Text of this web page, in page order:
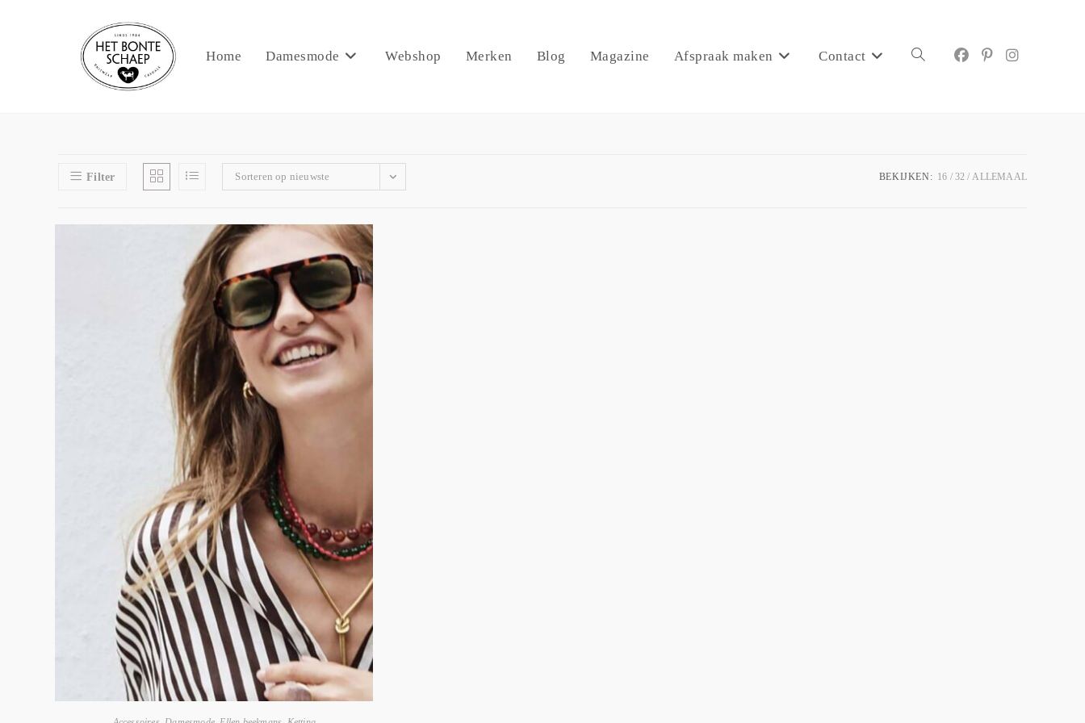
Home Damesmode Webshop Merken Blog Magazine Afspraak maken Contact
Filter Sorteren op nieuwste BEKIJKEN: 16 32 ALLEMAAL